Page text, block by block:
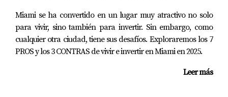
auditorías
procedimientos
manuales
Miami se ha convertido en un lugar muy atractivo no solo
para vivir, sino también para invertir. Sin embargo, como
cualquier otra ciudad, tiene sus desafíos. Exploraremos los 7
PROS y los 3 CONTRAS de vivir e invertir en Miami en 2025.
Leer más